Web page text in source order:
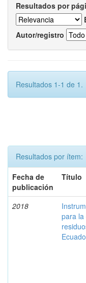
Resultados por
Autor/registro
Resultados 1-1 de 1.
Resultados por ítem:
Fecha de
publicación
Título
2018
para la